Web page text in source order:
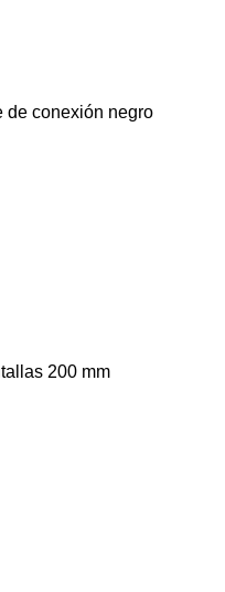
de conexión negro
200 mm